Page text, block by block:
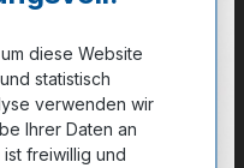
Sie sich jetzt.
diese Website
statistisch
verwenden wir
Ihrer Daten an
ist freiwillig und